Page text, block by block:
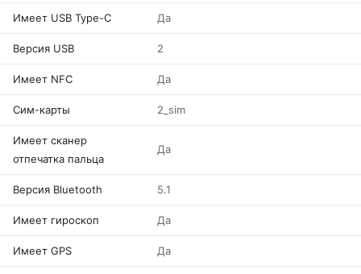
Имеет USB Type-C Да
Версия USB 2
Имеет NFC Да
Сим-карты 2_sim
Имеет сканер
отпечатка пальца
Да
Версия Bluetooth 5.1
Имеет гироскоп Да
Имеет GPS Да